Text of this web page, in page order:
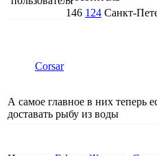
146 124 Санкт-
Corsar
А самое главное в них теперь
доставать рыбу из воды